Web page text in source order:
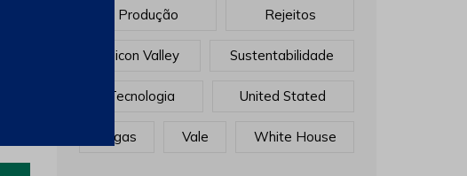
Produção Rejeitos
Sillicon Valley Sustentabilidade
Tecnologia United Stated
Vagas Vale White House